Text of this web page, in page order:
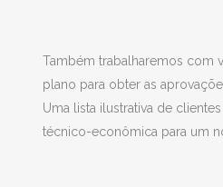
Também trabalharemos com
plano para obter as
Uma lista ilustrativa de
técnico-econômica para um